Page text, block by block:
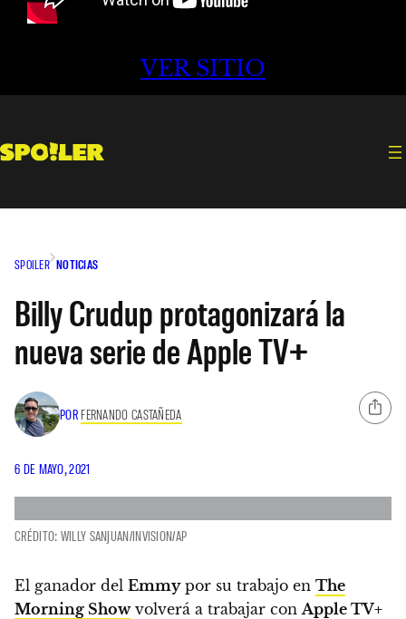
VER SITIO
SPOILER NOTICIAS
Billy Crudup protagonizará la
nueva serie de Apple TV+
POR FERNANDO CASTAÑEDA
6 DE MAYO, 2021
CRÉDITO: WILLY SANJUAN/INVISION/AP
El ganador del Emmypor su trabajo en The
Morning Showvolverá a trabajar con Apple TV+